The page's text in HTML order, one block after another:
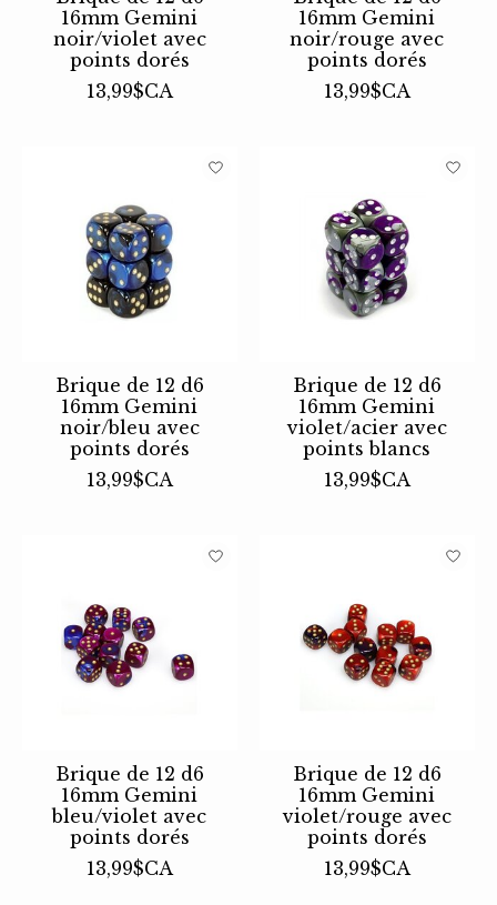
16mm Gemini
noir/violet avec
points dorés
13,99$CA
16mm Gemini
noir/rouge avec
points dorés
13,99$CA
Brique de 12 d6
16mm Gemini
noir/bleu avec
points dorés
13,99$CA
Brique de 12 d6
16mm Gemini
violet/acier avec
points blancs
13,99$CA
Brique de 12 d6
16mm Gemini
bleu/violet avec
points dorés
13,99$CA
Brique de 12 d6
16mm Gemini
violet/rouge avec
points dorés
13,99$CA